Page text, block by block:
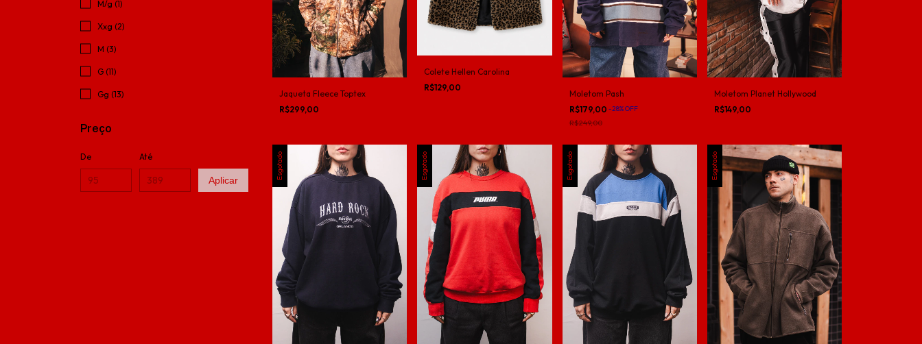
M/g (1)
Xxg (2)
M (3)
G (11)
Gg (13)
Preço
De Até
Aplicar
Jaqueta Fleece Toptex
R$299,00
Colete Hellen Carolina
R$129,00
Moletom Pash
R$179,00 -28%OFF
R$249,00
Moletom Planet Hollywood
R$149,00
Esgotado Esgotado Esgotado Esgotado